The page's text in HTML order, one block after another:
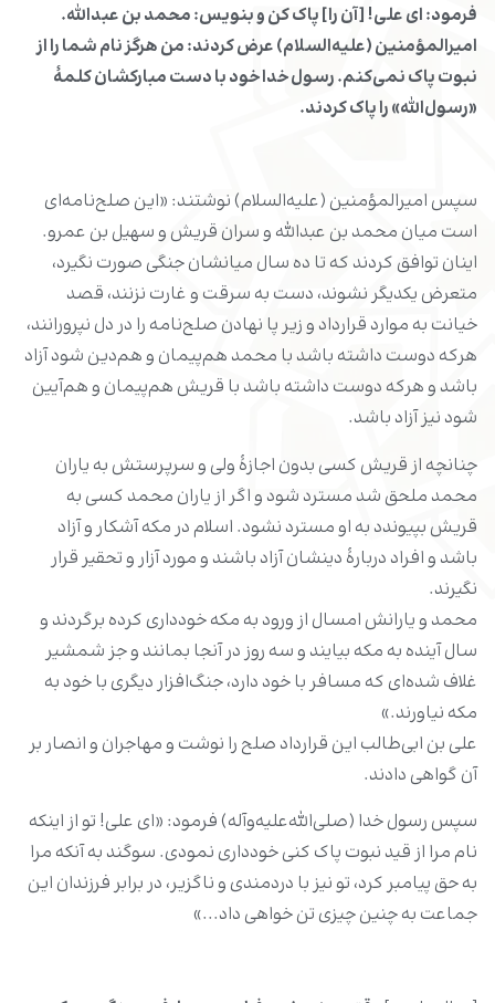
فرمود: اى على! [آن را] پاک کن و بنویس: محمد بن عبدالله.
امیرالمؤمنین (علیه‌السلام) عرض کردند: من هرگز نام شما را از
نبوت پاک نمی‌کنم. رسول خدا خود با دست مبارکشان کلمۀ
«رسول‌الله» را پاک کردند.
سپس امیرالمؤمنین (علیه‌السلام) نوشتند: «این صلح‌نامه‌اى
است میان محمد بن عبدالله و سران قریش و سهیل بن عمرو.
اینان توافق کردند که تا ده سال میانشان جنگى صورت نگیرد،
متعرض یکدیگر نشوند، دست به سرقت و غارت نزنند، قصد
خیانت به موارد قرارداد و زیر پا نهادن صلح‌نامه را در دل نپرورانند،
هرکه دوست داشته باشد با محمد هم‌پیمان و هم‌دین شود آزاد
باشد و هرکه دوست داشته باشد با قریش هم‌پیمان و هم‌آیین
شود نیز آزاد باشد.
چنانچه از قریش کسى بدون اجازۀ ولى و سرپرستش به یاران
محمد ملحق شد مسترد شود و اگر از یاران محمد کسى به
قریش بپیوندد به او مسترد نشود. اسلام در مکه آشکار و آزاد
باشد و افراد دربارۀ دینشان آزاد باشند و مورد آزار و تحقیر قرار
نگیرند.
محمد و یارانش امسال از ورود به مکه خوددارى کرده برگردند و
سال آینده به مکه بیایند و سه روز در آنجا بمانند و جز شمشیر
غلاف شده‌اى که مسافر با خود دارد، جنگ‌افزار دیگرى با خود به
مکه نیاورند.»
على بن ابى‌طالب این قرارداد صلح را نوشت و مهاجران و انصار بر
آن گواهی دادند.
سپس رسول خدا (صلی‌الله‌علیه‌وآله) فرمود: «اى على! تو از اینکه
نام مرا از قید نبوت پاک کنی خودداری نمودی. سوگند به آنکه مرا
به حق پیامبر کرد، تو نیز با دردمندى و ناگزیر، در برابر فرزندان این
جماعت به چنین چیزی تن خواهی داد...»